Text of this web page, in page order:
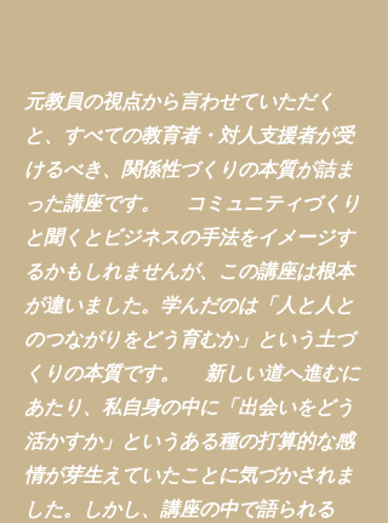
元教員の視点から言わせていただく
と、すべての教育者・対人支援者が受
けるべき、関係性づくりの本質が詰ま
った講座です。 コミュニティづくり
と聞くとビジネスの手法をイメージす
るかもしれませんが、この講座は根本
が違いました。学んだのは「人と人と
のつながりをどう育むか」という土づ
くりの本質です。 新しい道へ進むに
あたり、私自身の中に「出会いをどう
活かすか」というある種の打算的な感
情が芽生えていたことに気づかされま
した。しかし、講座の中で語られる